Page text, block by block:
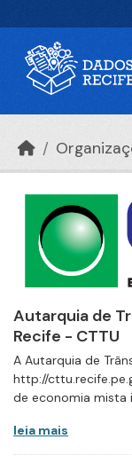
Autarquia de
Recife - CTTU
A Autarquia de
http://
de economia mista
leia mais